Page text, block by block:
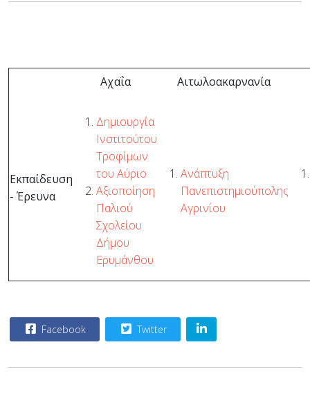
Αχαΐα Αιτωλοακαρνανία
Εκπαίδευση
- Έρευνα
Δημιουργία
Ινστιτούτου
Τροφίμων
του Αύριο
Αξιοποίηση
Παλιού
Σχολείου
Δήμου
Ερυμάνθου
Ανάπτυξη
Πανεπιστημιούπολης
Αγρινίου
Facebook Twitter